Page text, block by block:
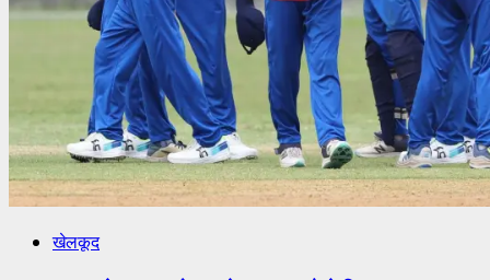
खेलकूद